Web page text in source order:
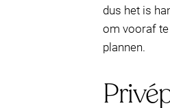
dus het is
om vooraf te
plannen.